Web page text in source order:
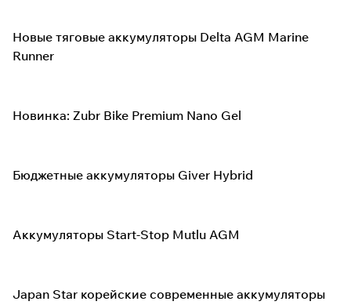
Новые тяговые аккумуляторы Delta AGM Marine
Runner
Новинка: Zubr Bike Premium Nano Gel
Бюджетные аккумуляторы Giver Hybrid
Аккумуляторы Start-Stop Mutlu AGM
Japan Star корейские современные аккумуляторы